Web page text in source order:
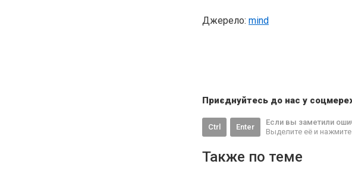
Джерело: mind
Приєднуйтесь до нас у
Ctrl Enter
Если вы заметили
Выделите её и нажмите
Также по теме